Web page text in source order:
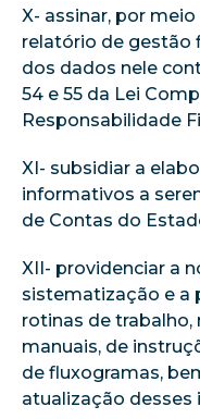
X- assinar, por
relatório de gestão
dos dados nele
54 e 55 da Lei
Responsabilidade
XI- subsidiar a
informativos a
de Contas do
XII- providenciar a
sistematização e a
rotinas de
manuais, de
de fluxogramas,
atualização desses